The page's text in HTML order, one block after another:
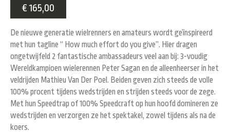
€ 165,00
De nieuwe generatie wielrenners en amateurs wordt geïnspireerd
met hun tagline “ How much effort do you give”. Hier dragen
ongetwijfeld 2 fantastische ambassadeurs veel aan bij: 3-voudig
Wereldkampioen wielerennen Peter Sagan en de alleenheerser in het
veldrijden Mathieu Van Der Poel. Beiden geven zich steeds de volle
100% procent tijdens wedstrijden en strijden steeds voor de zege.
Met hun Speedtrap of 100% Speedcraft op hun hoofd domineren ze
wedstrijden en verzorgen ze het spektakel, zowel tijdens als na de
koers.